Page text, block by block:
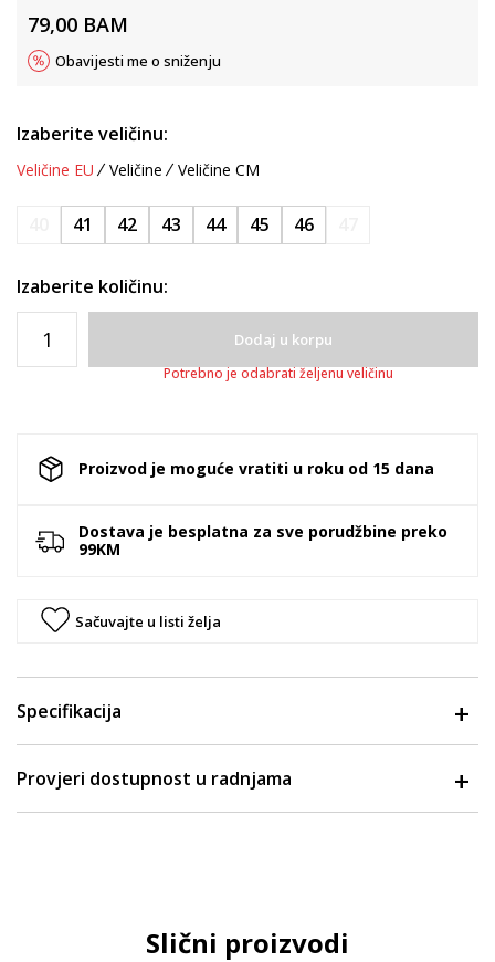
79,00 BAM
Obavijesti me o sniženju
Izaberite veličinu:
Veličine EU Veličine Veličine CM
41 42 43 44 45 46
Izaberite količinu:
Dodaj u korpu
Potrebno je odabrati željenu veličinu
Proizvod je moguće vratiti u roku od 15 dana
Dostava je besplatna za sve porudžbine preko
99KM
Sačuvajte u listi želja
Specifikacija
Provjeri dostupnost u radnjama
Slični proizvodi